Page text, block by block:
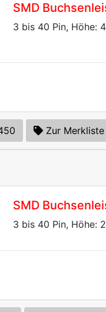
SMD
3 bis 40 Pin, Höhe:
Zur
SMD
3 bis 40 Pin, Höhe: